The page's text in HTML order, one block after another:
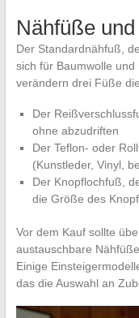
Nähfüße
Der Standardnähfuß,
sich für Baumwolle und
verändern drei Füße
Der
ohne abzudriften
Der Teflon- oder
(Kunstleder, Vinyl,
Der Knopflochfuß,
die Größe des
Vor dem Kauf sollte
austauschbare
Einige
das die Auswahl an